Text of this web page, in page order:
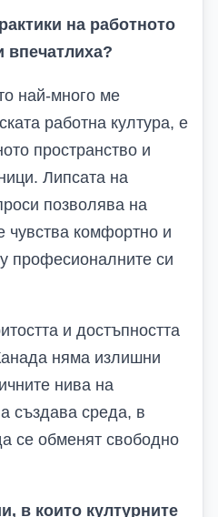
на работното
впечатлиха?
най-много ме
работна култура, е
пространство и
Липсата на
позволява на
чувства комфортно и
професионалните си
и достъпността
няма излишни
нива на
създава среда, в
се обменят свободно
в които културните